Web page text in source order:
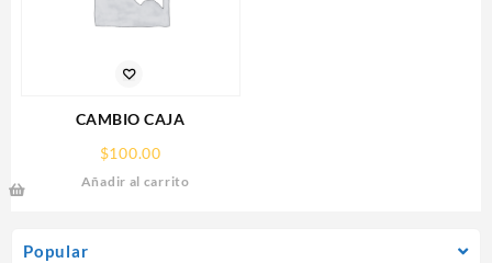
Popular
CAMBIO CAJA
$100.00
Añadir al carrito